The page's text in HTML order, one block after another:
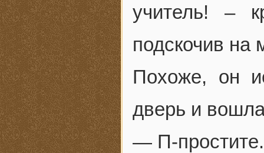
учитель! –
подскочив на
Похоже, он
дверь и
— П-простите.